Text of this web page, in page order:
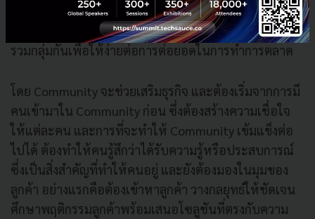
ทางการตลาดแบบ Community Marketing ซึ่งเป็นการ
สร้างชุมชนจากคนที่มีความชอบ ความสนใจร่วมกัน มา
รวมกลุ่มกันเพื่อให้ง่ายต่อการต่อยอดในการทำการตลาด
โดย Community จะช่วยเสริมธุรกิจ และต้องเริ่มจากการมี
คนเข้ามาใน Community ก่อน ซึ่งต้องสร้างความเชื่อใจ
ให้แต่ละคน และการที่จะทำให้ Community เข้มแข็งต่อ
ไปได้ ต้องทำให้คนรู้สึกว่าได้รับความรู้หรือประสบการณ์
ซึ่งเป็นสิ่งสำคัญที่ทำให้คนอยู่ และยังต้องมองในมุมของ
ลูกค้า อย่างแรกคือต้องเข้าหาลูกค้า วางกลยุทธ์ให้ชัดเจน
ศึกษาพฤติกรรมลูกค้าพร้อมเสนอโซลูชันที่ตรงกับความ